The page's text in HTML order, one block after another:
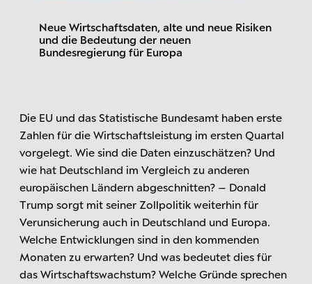
Neue Wirtschaftsdaten, alte und neue Risiken
und die Bedeutung der neuen
Bundesregierung für Europa
Die EU und das Statistische Bundesamt haben erste
Zahlen für die Wirtschaftsleistung im ersten Quartal
vorgelegt. Wie sind die Daten einzuschätzen? Und
wie hat Deutschland im Vergleich zu anderen
europäischen Ländern abgeschnitten? – Donald
Trump sorgt mit seiner Zollpolitik weiterhin für
Verunsicherung auch in Deutschland und Europa.
Welche Entwicklungen sind in den kommenden
Monaten zu erwarten? Und was bedeutet dies für
das Wirtschaftswachstum? Welche Gründe sprechen